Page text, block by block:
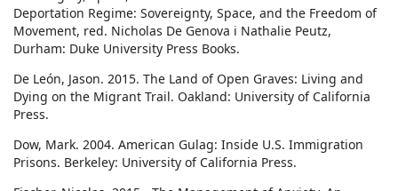
Deportation Regime: Sovereignty, Space, and the Freedom of
Movement, red. Nicholas De Genova i Nathalie Peutz,
Durham: Duke University Press Books.
De León, Jason. 2015. The Land of Open Graves: Living and
Dying on the Migrant Trail. Oakland: University of California
Press.
Dow, Mark. 2004. American Gulag: Inside U.S. Immigration
Prisons. Berkeley: University of California Press.